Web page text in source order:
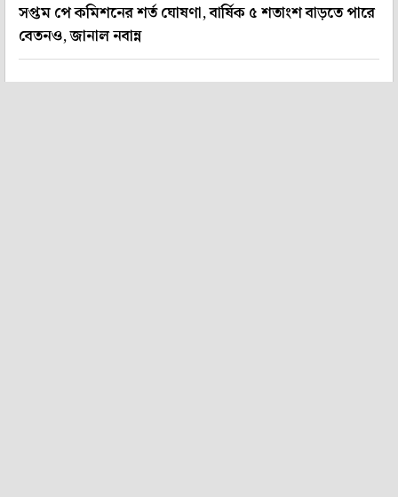
সপ্তম পে কমিশনের শর্ত ঘোষণা, বার্ষিক ৫ শতাংশ বাড়তে পারে
বেতনও, জানাল নবান্ন